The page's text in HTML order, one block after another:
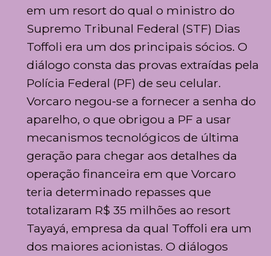
em um resort do qual o ministro do
Supremo Tribunal Federal (STF) Dias
Toffoli era um dos principais sócios. O
diálogo consta das provas extraídas pela
Polícia Federal (PF) de seu celular.
Vorcaro negou-se a fornecer a senha do
aparelho, o que obrigou a PF a usar
mecanismos tecnológicos de última
geração para chegar aos detalhes da
operação financeira em que Vorcaro
teria determinado repasses que
totalizaram R$ 35 milhões ao resort
Tayayá, empresa da qual Toffoli era um
dos maiores acionistas. O diálogos